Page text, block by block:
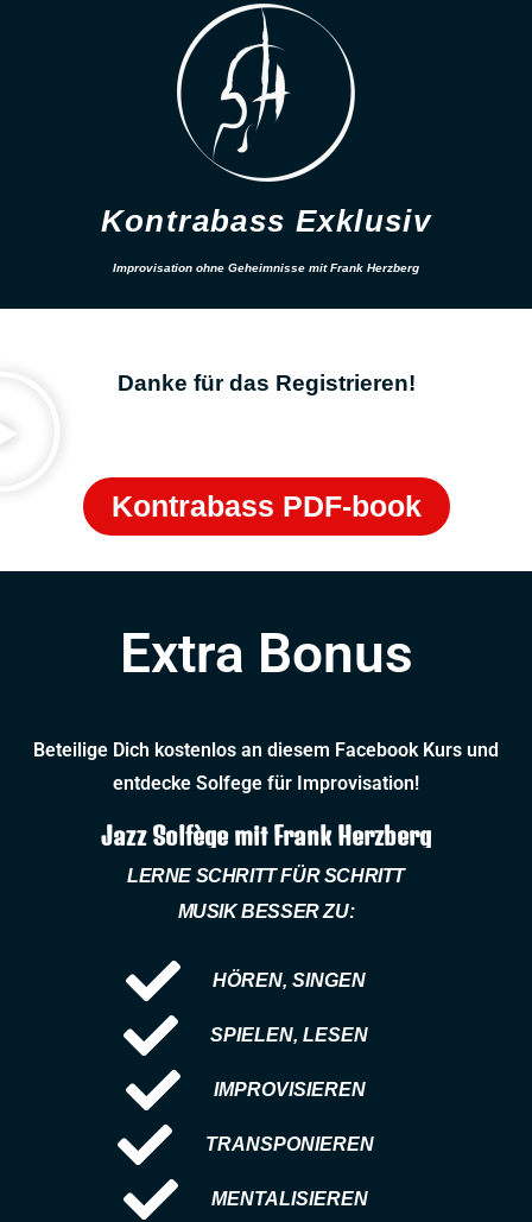
Kontrabass Exklusiv
Improvisation ohne Geheimnisse mit Frank Herzberg
Danke für das Registrieren!
Kontrabass PDF-book
Extra Bonus
Beteilige Dich kostenlos an diesem Facebook Kurs und
entdecke Solfege für Improvisation!
Jazz Solfège mit Frank Herzberg
LERNE SCHRITT FÜR SCHRITT
MUSIK BESSER ZU:
HÖREN, SINGEN
SPIELEN, LESEN
IMPROVISIEREN
TRANSPONIEREN
MENTALISIEREN